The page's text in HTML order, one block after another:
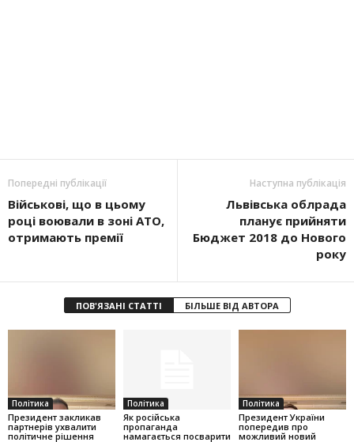
Попередні публікації
Військові, що в цьому
році воювали в зоні АТО,
отримають премії
Наступна публікація
Львівська облрада
планує прийняти
Бюджет 2018 до Нового
року
ПОВ'ЯЗАНІ СТАТТІ БІЛЬШЕ ВІД АВТОРА
Політика
Президент закликав
партнерів ухвалити
політичне рішення
Політика
Як російська
пропаганда
намагається посварити
Політика
Президент України
попередив про
можливий новий